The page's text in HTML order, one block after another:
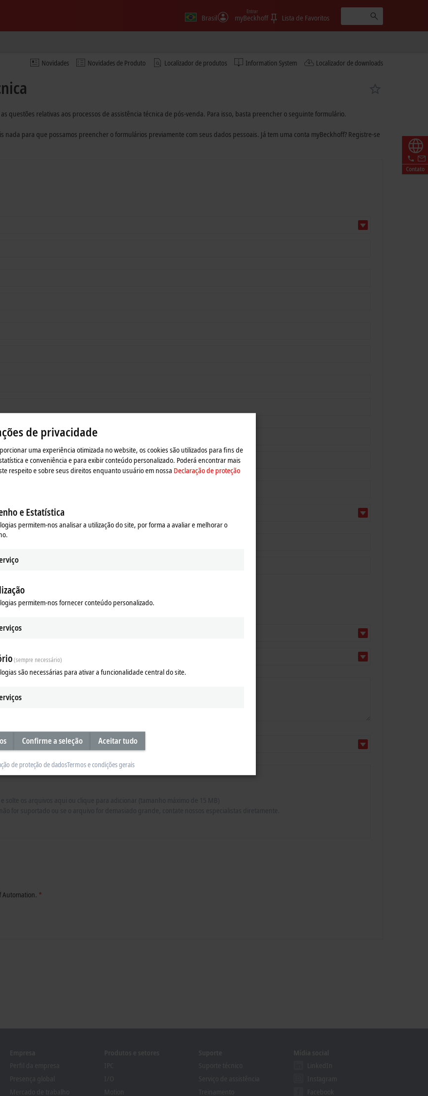
Brasil myBeckhoff
Entrar
Lista de Favoritos
Novidades Novidades de Produto Localizador de produtos Information System Localizador de downloads
Contato
questões relativas aos processos de assistência técnica de pós-venda. Para isso, basta preencher o seguinte formulário.
nada para que possamos preencher o formulários previamente com seus dados pessoais. Já tem uma conta myBeckhoff? Registre-se
Automation. *
de privacidade
uma experiência otimizada no website, os cookies são utilizados para fins de
e conveniência e para exibir conteúdo personalizado. Poderá encontrar mais
respeito e sobre seus direitos enquanto usuário em nossa Declaração de proteção
e Estatística
permitem-nos analisar a utilização do site, por forma a avaliar e melhorar o
permitem-nos fornecer conteúdo personalizado.
(sempre necessário)
são necessárias para ativar a funcionalidade central do site.
Confirme a seleção Aceitar tudo
de proteção de dadosTermos e condições gerais